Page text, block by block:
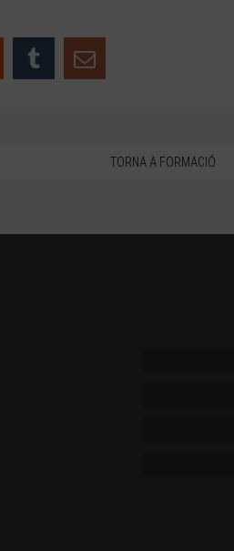
TORNA A FORMACIÓ